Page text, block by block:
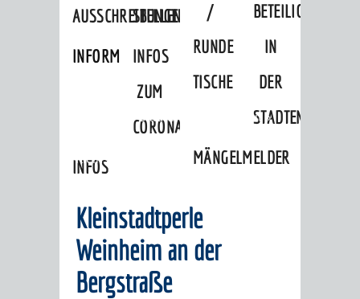
AUSSCHREIBUNGEN
INFORMATIONSPFLICHTEN
STELLENANGEBOTE
INFOS
ZUM
CORONAVIRUS
INFOS
ZUR
UKRAINE
/
RUNDE
TISCHE
BETEILIGUNGEN
IN
DER
MÄNGELMELDER
»Stadtthemen Freizeit»
sehenswert»Ausflugsziele
Kleinstadtperlen
Kleinstadtperle
Weinheim an der
Bergstraße